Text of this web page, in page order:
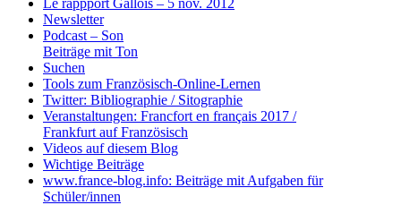
Newsletter
Podcast – Son
Beiträge mit Ton
Suchen
Tools zum Französisch-Online-Lernen
Twitter: Bibliographie / Sitographie
Veranstaltungen: Francfort en français 2017 /
Frankfurt auf Französisch
Videos auf diesem Blog
Wichtige Beiträge
www.france-blog.info: Beiträge mit Aufgaben für
Schüler/innen